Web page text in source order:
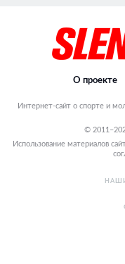
О проекте
Интернет-сайт о спорте и
©
Использование материалов